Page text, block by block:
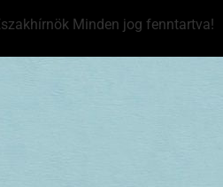
Minden jog fenntartva!